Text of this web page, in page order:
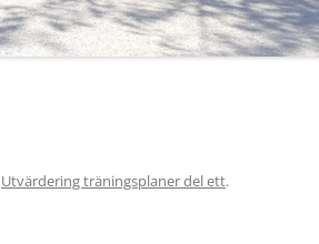
Utvärdering träningsplaner del ett.